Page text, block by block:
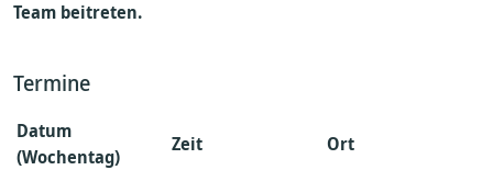
Team beitreten.
Termine
Datum
(Wochentag)
Zeit
Ort